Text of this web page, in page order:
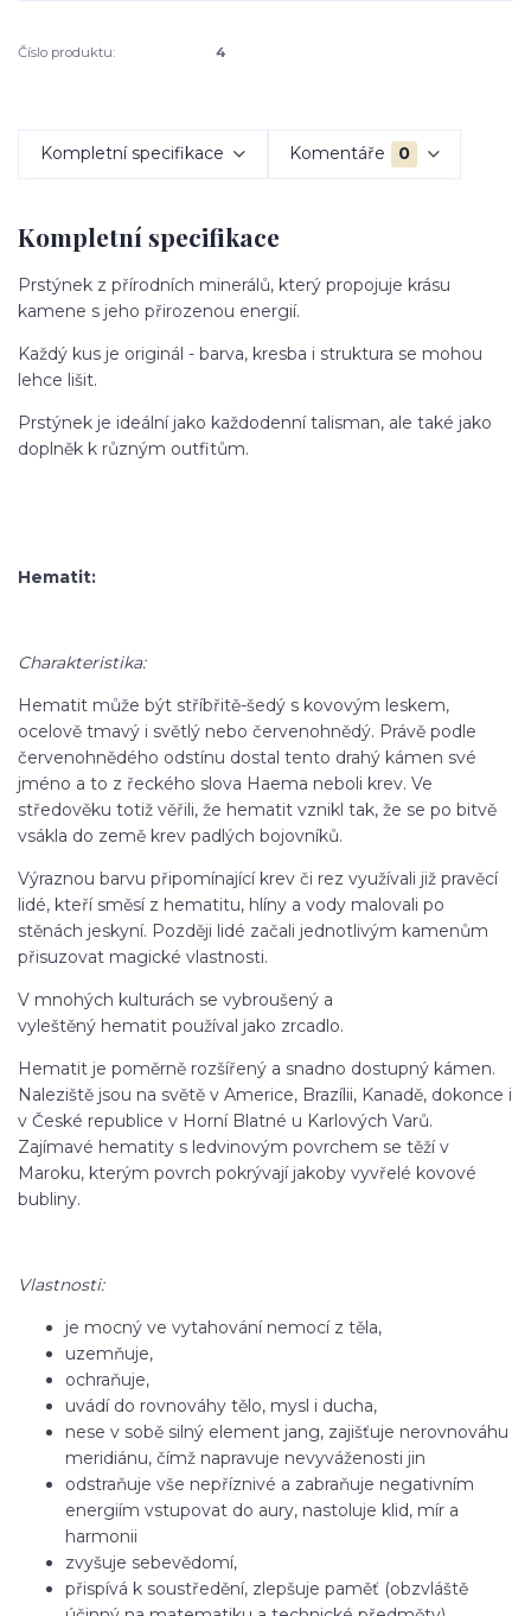
Číslo produktu: 4
Kompletní specifikace Komentáře 0
Kompletní specifikace
Prstýnek z přírodních minerálů, který propojuje krásu
kamene s jeho přirozenou energií.
Každý kus je originál - barva, kresba i struktura se mohou
lehce lišit.
Prstýnek je ideální jako každodenní talisman, ale také jako
doplněk k různým outfitům.
Hematit:
Charakteristika:
Hematit může být stříbřitě-šedý s kovovým leskem,
ocelově tmavý i světlý nebo červenohnědý. Právě podle
červenohnědého odstínu dostal tento drahý kámen své
jméno a to z řeckého slova Haema neboli krev. Ve
středověku totiž věřili, že hematit vznikl tak, že se po bitvě
vsákla do země krev padlých bojovníků.
Výraznou barvu připomínající krev či rez využívali již pravěcí
lidé, kteří směsí z hematitu, hlíny a vody malovali po
stěnách jeskyní. Později lidé začali jednotlivým kamenům
přisuzovat magické vlastnosti.
V mnohých kulturách se vybroušený a
vyleštěný hematit používal jako zrcadlo.
Hematit je poměrně rozšířený a snadno dostupný kámen.
Naleziště jsou na světě v Americe, Brazílii, Kanadě, dokonce i
v České republice v Horní Blatné u Karlových Varů.
Zajímavé hematity s ledvinovým povrchem se těží v
Maroku, kterým povrch pokrývají jakoby vyvřelé kovové
bubliny.
Vlastnosti:
je mocný ve vytahování nemocí z těla,
uzemňuje,
ochraňuje,
uvádí do rovnováhy tělo, mysl i ducha,
nese v sobě silný element jang, zajišťuje nerovnováhu
meridiánu, čímž napravuje nevyváženosti jin
odstraňuje vše nepříznivé a zabraňuje negativním
energiím vstupovat do aury, nastoluje klid, mír a
harmonii
zvyšuje sebevědomí,
přispívá k soustředění, zlepšuje paměť (obzvláště